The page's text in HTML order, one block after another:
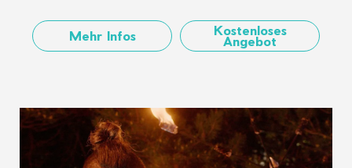
Mehr Infos Kostenloses
Angebot